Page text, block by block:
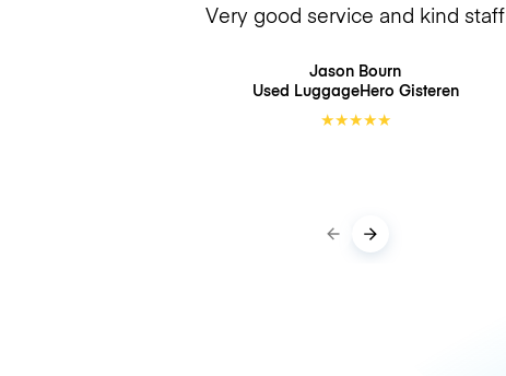
Very good service and kind staff
Jason Bourn
Used LuggageHero Gisteren
★★★★★